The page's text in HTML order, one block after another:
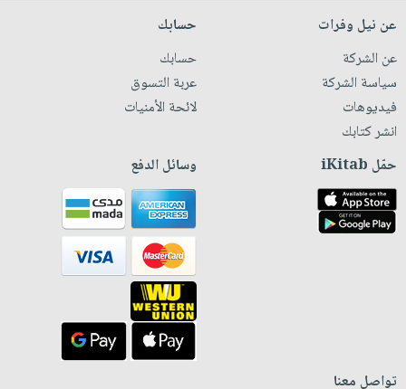
عن نيل وفرات
عن الشركة
سياسة الشركة
فيديوهات
انشر كتابك
حسابك
حسابك
عربة التسوق
لائحة الأمنيات
حمّل iKitab وسائل الدفع
تواصل معنا